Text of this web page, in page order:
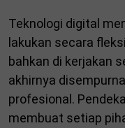
Teknologi digital
lakukan secara
bahkan di kerjakan
akhirnya
profesional.
membuat setiap